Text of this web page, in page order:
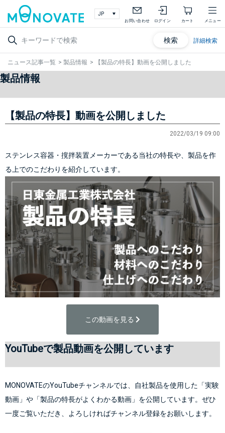
お問い合わせ ログイン カート メニュー
検索 詳細検索
ニュース記事一覧 > 製品情報 > 【製品の特長】動画を公開しました
製品情報
【製品の特長】動画を公開しました
2022/03/19 09:00
ステンレス容器・撹拌装置メーカーである当社の特長や、製品を作
る上でのこだわりを紹介しています。
この動画を見る
YouTubeで製品動画を公開しています
MONOVATEのYouTubeチャンネルでは、自社製品を使用した「実験
動画」や「製品の特長がよくわかる動画」を公開しています。ぜひ
一度ご覧いただき、よろしければチャンネル登録をお願いします。